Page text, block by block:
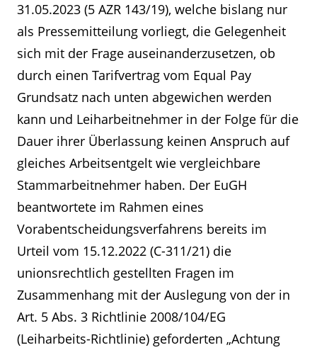
31.05.2023 (5 AZR 143/19), welche bislang nur
als Pressemitteilung vorliegt, die Gelegenheit
sich mit der Frage auseinanderzusetzen, ob
durch einen Tarifvertrag vom Equal Pay
Grundsatz nach unten abgewichen werden
kann und Leiharbeitnehmer in der Folge für die
Dauer ihrer Überlassung keinen Anspruch auf
gleiches Arbeitsentgelt wie vergleichbare
Stammarbeitnehmer haben. Der EuGH
beantwortete im Rahmen eines
Vorabentscheidungsverfahrens bereits im
Urteil vom 15.12.2022 (C-311/21) die
unionsrechtlich gestellten Fragen im
Zusammenhang mit der Auslegung von der in
Art. 5 Abs. 3 Richtlinie 2008/104/EG
(Leiharbeits-Richtlinie) geforderten „Achtung